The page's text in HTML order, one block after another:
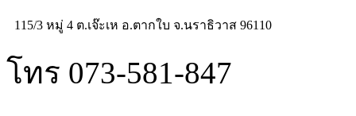
115/3 หมู่ 4 ต.เจ๊ะเห อ.ตากใบ จ.นราธิวาส 96110
โทร 073-581-847